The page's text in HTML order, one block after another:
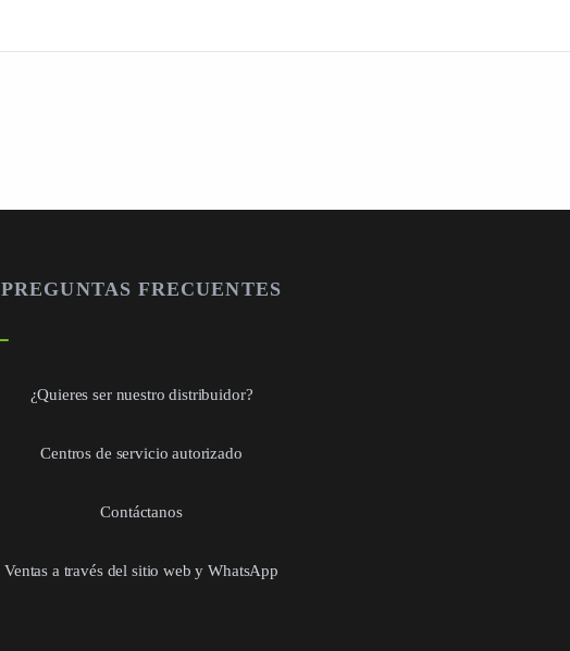
PREGUNTAS FRECUENTES
¿Quieres ser nuestro distribuidor?
Centros de servicio autorizado
Contáctanos
Ventas a través del sitio web y WhatsApp